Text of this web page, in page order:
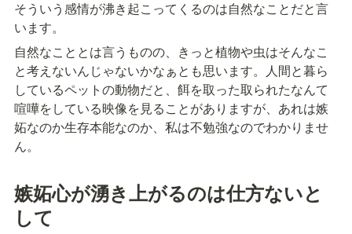
そういう感情が沸き起こってくるのは自然なことだと言
います。
自然なこととは言うものの、きっと植物や虫はそんなこ
と考えないんじゃないかなぁとも思います。人間と暮ら
しているペットの動物だと、餌を取った取られたなんて
喧嘩をしている映像を見ることがありますが、あれは嫉
妬なのか生存本能なのか、私は不勉強なのでわかりませ
ん。
嫉妬心が湧き上がるのは仕方ないと
して